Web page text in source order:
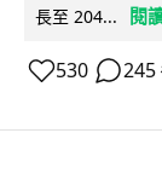
長至 204...
閱
530 245